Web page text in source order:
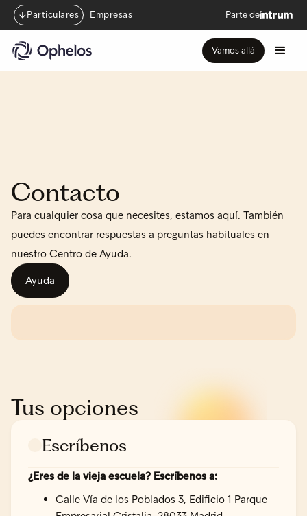
Particulares Empresas Parte de
Vamos allá
Contacto
Para cualquier cosa que necesites, estamos aquí. También
puedes encontrar respuestas a preguntas habituales en
nuestro Centro de Ayuda.
Ayuda
Tus opciones
Escríbenos
¿Eres de la vieja escuela? Escríbenos a:
Calle Vía de los Poblados 3, Edificio 1 Parque